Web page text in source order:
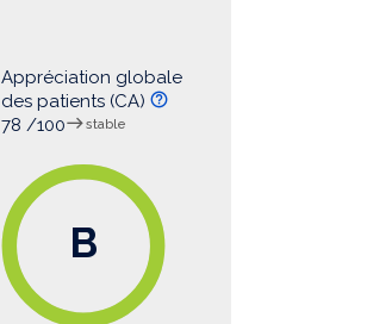
Appréciation globale
des patients (CA)
78 /100
stable
B